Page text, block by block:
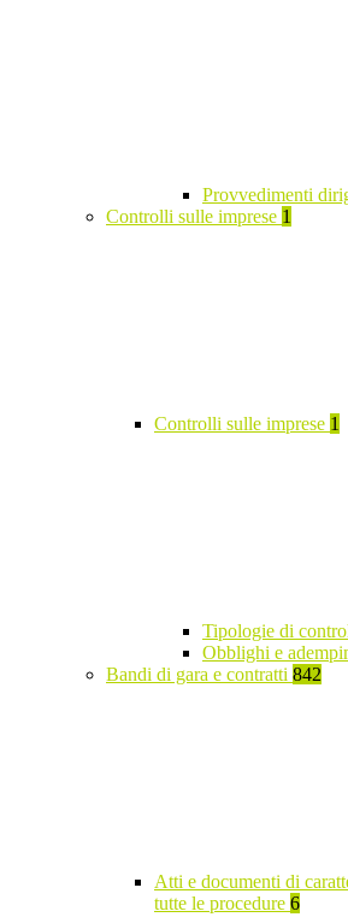
Provvedimenti
Controlli sulle imprese 1
Controlli sulle imprese 1
Tipologie di
Obblighi e
Bandi di gara e contratti 842
Atti e documenti di
tutte le procedure 6